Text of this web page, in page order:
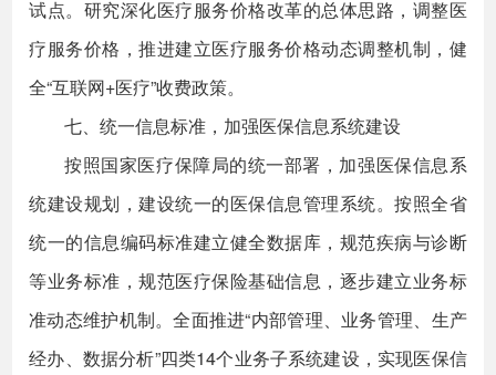
试点。研究深化医疗服务价格改革的总体思路，调整医
疗服务价格，推进建立医疗服务价格动态调整机制，健
全“互联网+医疗”收费政策。
七、统一信息标准，加强医保信息系统建设
按照国家医疗保障局的统一部署，加强医保信息系
统建设规划，建设统一的医保信息管理系统。按照全省
统一的信息编码标准建立健全数据库，规范疾病与诊断
等业务标准，规范医疗保险基础信息，逐步建立业务标
准动态维护机制。全面推进“内部管理、业务管理、生产
经办、数据分析”四类14个业务子系统建设，实现医保信